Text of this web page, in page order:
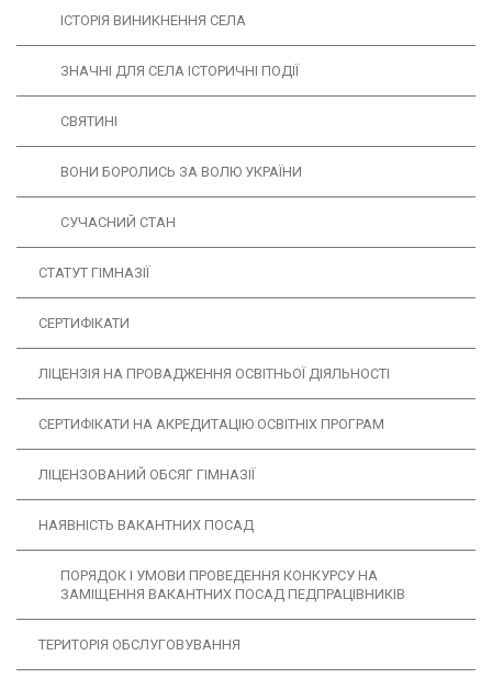
ІCТОРІЯ ВИНИКНЕННЯ СЕЛА
ЗНАЧНІ ДЛЯ СЕЛА ІСТОРИЧНІ ПОДІЇ
СВЯТИНІ
ВОНИ БОРОЛИСЬ ЗА ВОЛЮ УКРАЇНИ
СУЧАСНИЙ СТАН
СТАТУТ ГІМНАЗІЇ
СЕРТИФІКАТИ
ЛІЦЕНЗІЯ НА ПРОВАДЖЕННЯ ОСВІТНЬОЇ ДІЯЛЬНОСТІ
CЕРТИФІКАТИ НА АКРЕДИТАЦІЮ ОСВІТНІХ ПРОГРАМ
ЛІЦЕНЗОВАНИЙ ОБСЯГ ГІМНАЗІЇ
НАЯВНІСТЬ ВАКАНТНИХ ПОСАД
ПОРЯДОК І УМОВИ ПРОВЕДЕННЯ КОНКУРСУ НА
ЗАМІЩЕННЯ ВАКАНТНИХ ПОСАД ПЕДПРАЦІВНИКІВ
ТЕРИТОРІЯ ОБСЛУГОВУВАННЯ